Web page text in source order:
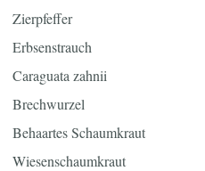
Zierpfeffer
Erbsenstrauch
Caraguata zahnii
Brechwurzel
Behaartes Schaumkraut
Wiesenschaumkraut